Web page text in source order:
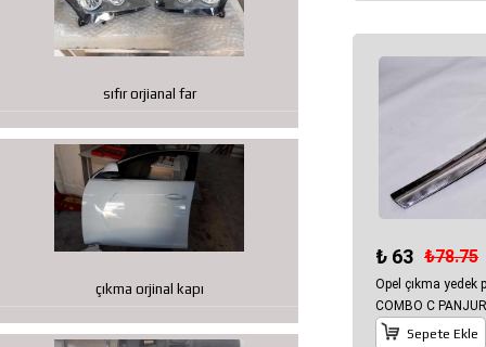
sıfır orjianal far
çıkma orjinal kapı
₺ 63 ₺78.75
Opel çıkma yedek
COMBO C
Sepete Ekle